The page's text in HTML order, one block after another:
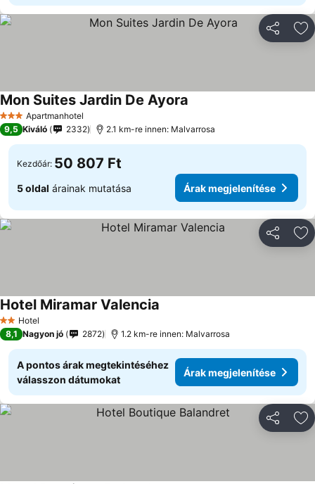
3 KategóriaApartmanhotel
Mon Suites Jardin De Ayora
9,5 Kiváló 2332 2.1 km-re innen: Malvarrosa
Kezdőár: 50 807 Ft
5 oldal árainak mutatása Árak megjelenítése
2 Kategória
Hotel
Hotel Miramar Valencia
8,1 Nagyon jó 2872 1.2 km-re innen: Malvarrosa
A pontos árak megtekintéséhez
válasszon dátumokat
Árak megjelenítése